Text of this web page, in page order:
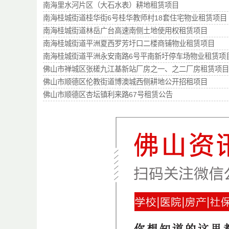
南海里水河片区（大石水表）耕地租赁项目
南海桂城街道桂华街6号桂华教师村18套住宅物业租赁项目
南海桂城街道林岳广台高速南侧土地使用权租赁项目
南海桂城街道平洲夏西罗芳圩口二楼商铺物业租赁项目
南海桂城街道平洲永安南路6号平南新圩停车场物业租赁项
佛山市禅城区张槎九江基新站厂房之一、之二厂房租赁项目
佛山市顺德区伦教街道博澳城西侧耕地公开招租项目
佛山市顺德区杏坛镇利来路67号租赁公告